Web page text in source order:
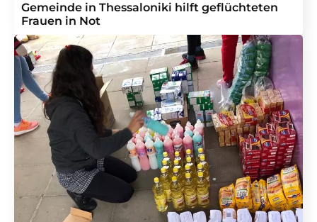
Gemeinde in Thessaloniki hilft geflüchteten
Frauen in Not